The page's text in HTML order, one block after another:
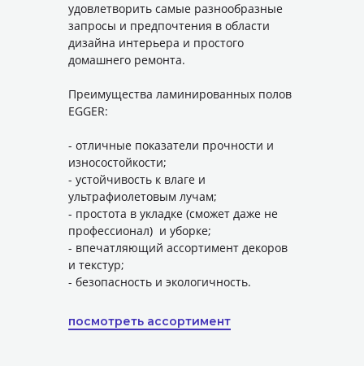
удовлетворить самые разнообразные
запросы и предпочтения в области
дизайна интерьера и простого
домашнего ремонта.
Преимущества ламинированных полов
EGGER:
- отличные показатели прочности и
износостойкости;
- устойчивость к влаге и
ультрафиолетовым лучам;
- простота в укладке (сможет даже не
профессионал) и уборке;
- впечатляющий ассортимент декоров
и текстур;
- безопасность и экологичность.
посмотреть ассортимент